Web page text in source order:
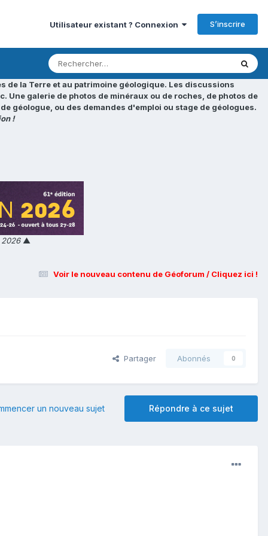
Utilisateur existant ? Connexion S’inscrire
de la Terre et au patrimoine géologique. Les discussions
galerie de photos de minéraux ou de roches, de photos de
géologue, ou des demandes d'emploi ou stage de géologues.
!
▲
Voir le nouveau contenu de Géoforum / Cliquez ici !
Partager Abonnés 0
Répondre à ce sujet
un nouveau sujet